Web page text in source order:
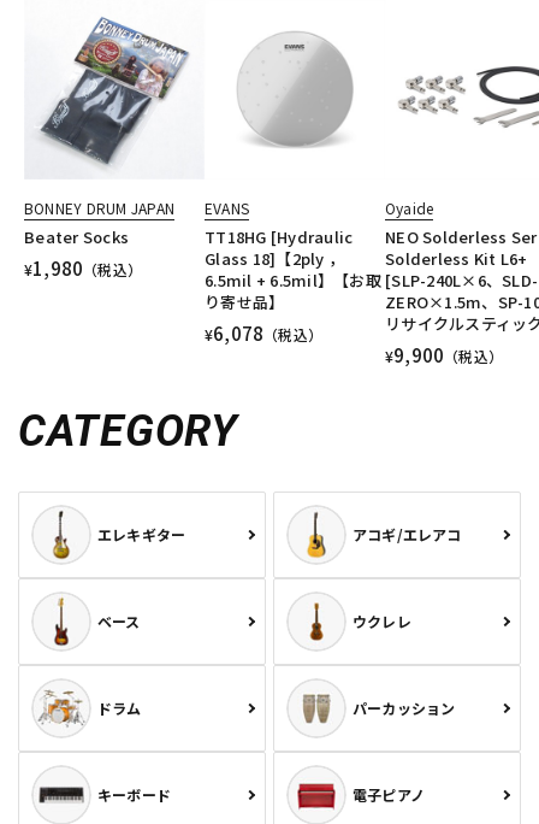
BONNEY DRUM JAPAN
Beater Socks
¥1,980 （税込）
EVANS
TT18HG [Hydraulic
Glass 18]【2ply ，
6.5mil + 6.5mil】【お取
り寄せ品】
¥6,078 （税込）
Oyaide
NEO Solderless
Solderless Kit L6+
[SLP-240L×6、SLD-
ZERO×1.5m、SP-
リサイクルスティッ
¥9,900 （税込）
CATEGORY
エレキギター アコギ/エレアコ
ベース ウクレレ
ドラム パーカッション
キーボード 電子ピアノ